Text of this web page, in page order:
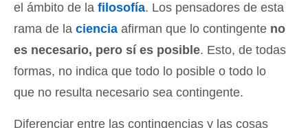
el ámbito de la filosofía. Los pensadores de esta
rama de la ciencia afirman que lo contingente no
es necesario, pero sí es posible. Esto, de todas
formas, no indica que todo lo posible o todo lo
que no resulta necesario sea contingente.
Diferenciar entre las contingencias y las cosas